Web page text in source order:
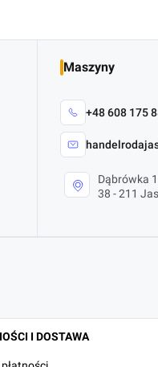
Maszyny
+48 608 175
Dąbrówka
38 - 211
I DOSTAWA